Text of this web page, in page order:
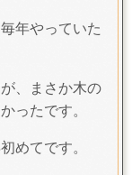
年やっていた
、まさか木の
ったです。
めてです。